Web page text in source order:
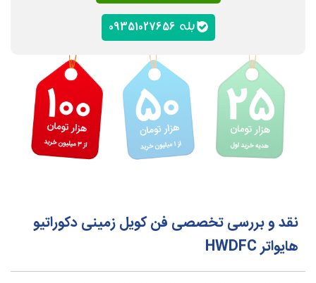
نقد و بررسی تخصصی فن کویل زمینی دکوراتیو
هایواتر HWDFC